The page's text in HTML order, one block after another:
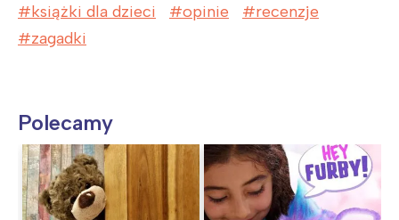
książki dla dzieci
opinie
recenzje
zagadki
Polecamy